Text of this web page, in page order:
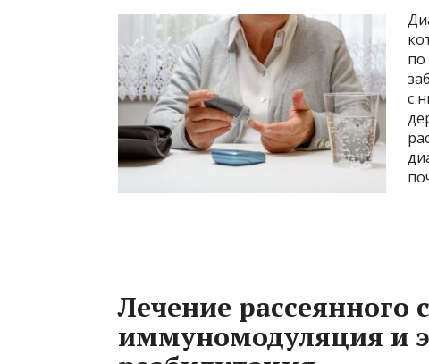
по
с
Лечение рассеянного
иммуномодуляция и